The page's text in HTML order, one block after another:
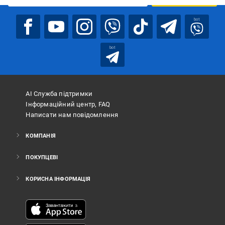
bot
bot
АІ Служба підтримки
Інформаційний центр, FAQ
Написати нам повідомлення
КОМПАНІЯ
ПОКУПЦЕВІ
КОРИСНА ІНФОРМАЦІЯ